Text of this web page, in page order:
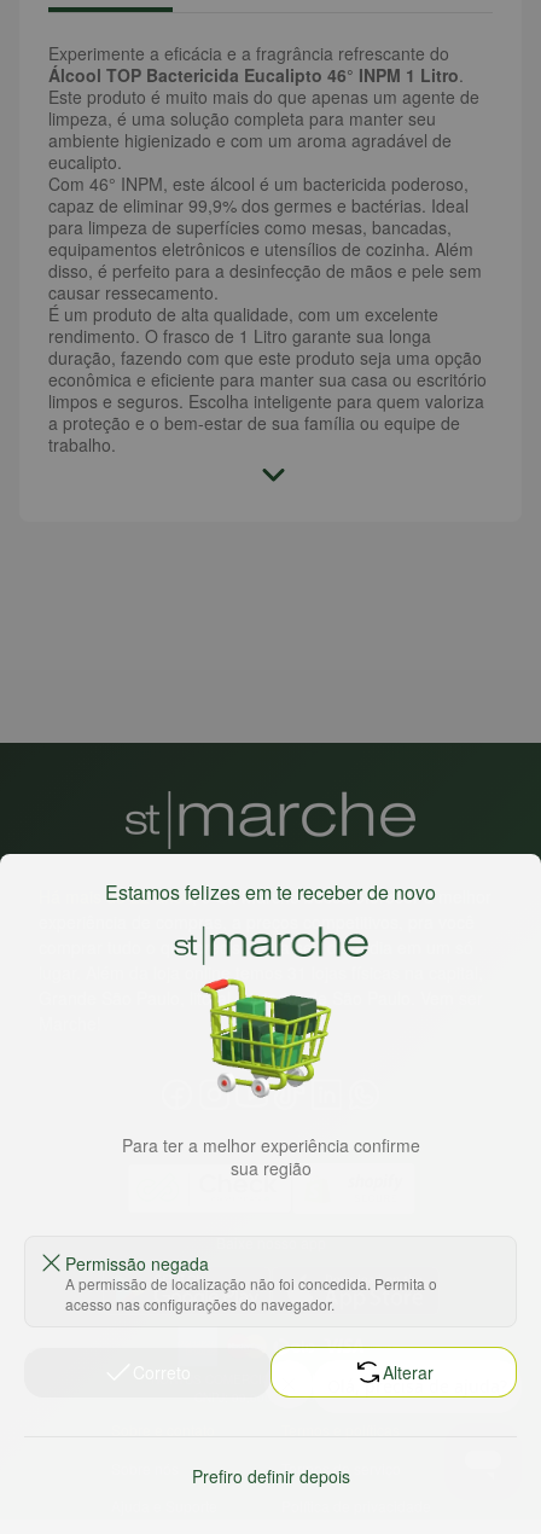
Experimente a eficácia e a fragrância refrescante do
Álcool TOP Bactericida Eucalipto 46° INPM 1 Litro.
Este produto é muito mais do que apenas um agente de
limpeza, é uma solução completa para manter seu
ambiente higienizado e com um aroma agradável de
eucalipto.
Com 46° INPM, este álcool é um bactericida poderoso,
capaz de eliminar 99,9% dos germes e bactérias. Ideal
para limpeza de superfícies como mesas, bancadas,
equipamentos eletrônicos e utensílios de cozinha. Além
disso, é perfeito para a desinfecção de mãos e pele sem
causar ressecamento.
É um produto de alta qualidade, com um excelente
rendimento. O frasco de 1 Litro garante sua longa
duração, fazendo com que este produto seja uma opção
econômica e eficiente para manter sua casa ou escritório
limpos e seguros. Escolha inteligente para quem valoriza
a proteção e o bem-estar de sua família ou equipe de
trabalho.
Há mais de 22 anos, o St. Marche busca oferecer a melhor
experiência de compras, a preços competitivos, pra você
comprar tudo o que precisa para seu dia a dia em um só
lugar. Além da loja online temos 31 lojas físicas na capital,
Grande São Paulo, litoral e interior de São Paulo. Vem ser
HORTUS COMERCIO DE ALIMENTOS S.A
CNPJ: 09.000.493/0002-15
Termos de serviço
Estamos felizes em te receber de novo
Para ter a melhor experiência confirme
sua região
Permissão negada
A permissão de localização não foi concedida. Permita o
acesso nas configurações do navegador.
Alterar
Prefiro definir depois